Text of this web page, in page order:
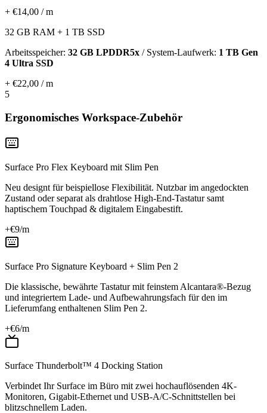
+ €14,00 / m
32 GB RAM + 1 TB SSD
Arbeitsspeicher: 32 GB LPDDR5x / System-Laufwerk: 1 TB Gen
4 Ultra SSD
+ €22,00 / m
5
Ergonomisches Workspace-Zubehör
Surface Pro Flex Keyboard mit Slim Pen
Neu designt für beispiellose Flexibilität. Nutzbar im angedockten
Zustand oder separat als drahtlose High-End-Tastatur samt
haptischem Touchpad & digitalem Eingabestift.
+€9/m
Surface Pro Signature Keyboard + Slim Pen 2
Die klassische, bewährte Tastatur mit feinstem Alcantara®-Bezug
und integriertem Lade- und Aufbewahrungsfach für den im
Lieferumfang enthaltenen Slim Pen 2.
+€6/m
Surface Thunderbolt™ 4 Docking Station
Verbindet Ihr Surface im Büro mit zwei hochauflösenden 4K-
Monitoren, Gigabit-Ethernet und USB-A/C-Schnittstellen bei
blitzschnellem Laden.